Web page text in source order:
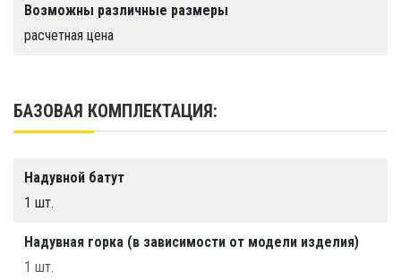
Аксессуары и комплектацию товара
смотри в разделе аксессуаров
Возможны различные размеры
расчетная цена
БАЗОВАЯ КОМПЛЕКТАЦИЯ:
Надувной батут
1 шт.
Надувная горка (в зависимости от модели изделия)
1 шт.